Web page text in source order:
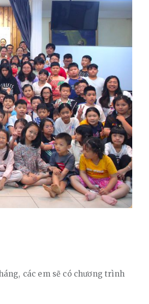
các em sẽ có chương trình